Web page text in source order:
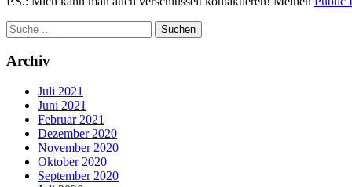
Archiv
Juli 2021
Juni 2021
Februar 2021
Dezember 2020
November 2020
Oktober 2020
September 2020